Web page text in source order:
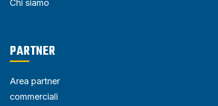
Chi siamo
PARTNER
Area partner
commerciali